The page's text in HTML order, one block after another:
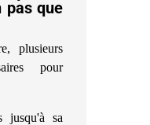
pas que
plusieurs
pour
jusqu'à sa